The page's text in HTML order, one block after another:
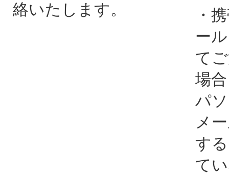
絡いたします。
・
ー
て
場合
パ
メ
す
て